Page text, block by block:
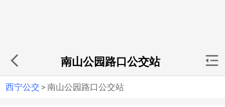
南山公园路口公交站
西宁公交 > 南山公园路口公交站